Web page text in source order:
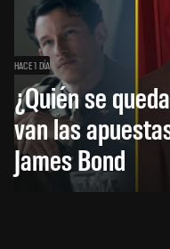
HACE 1 DÍA
¿Quién se
van las
James Bond